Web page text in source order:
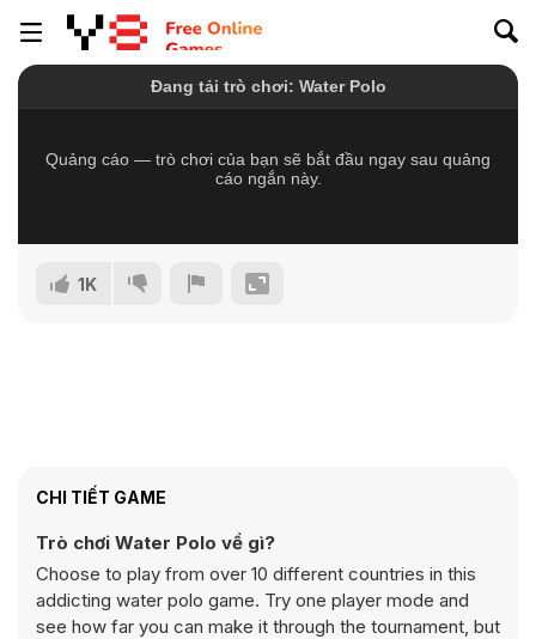
1K
CHI TIẾT GAME
Trò chơi Water Polo về gì?
Choose to play from over 10 different countries in this
addicting water polo game. Try one player mode and
see how far you can make it through the tournament, but